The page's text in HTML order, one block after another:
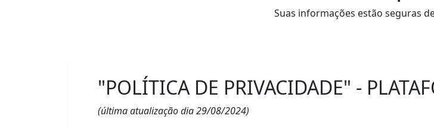
Suas informações estão seguras
"POLÍTICA DE PRIVACIDADE" -
(última atualização dia 29/08/2024)